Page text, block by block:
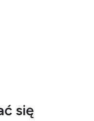
się